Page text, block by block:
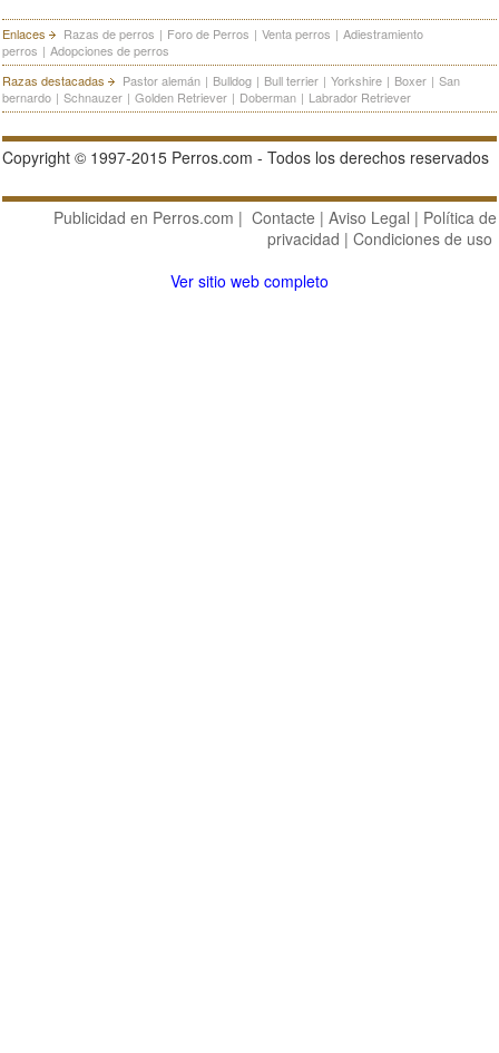
Enlaces Razas de perros | Foro de Perros | Venta perros | Adiestramiento
perros | Adopciones de perros
Razas destacadas
Pastor alemán | Bulldog | Bull terrier | Yorkshire | Boxer | San
bernardo | Schnauzer | Golden Retriever | Doberman | Labrador Retriever
Copyright © 1997-2015 Perros.com - Todos los derechos reservados
Publicidad en Perros.com | Contacte | Aviso Legal | Política de
privacidad | Condiciones de uso
Ver sitio web completo